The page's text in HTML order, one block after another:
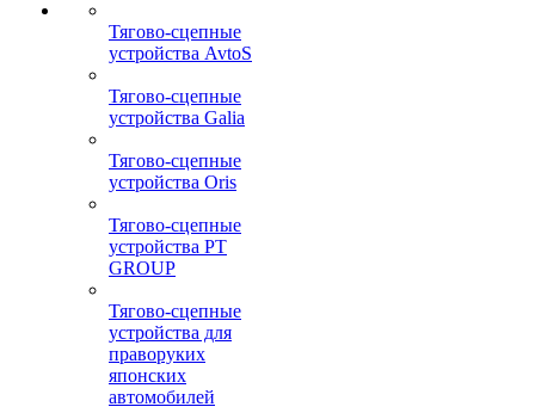
Тягово-сцепные
устройства AvtoS
Тягово-сцепные
устройства Galia
Тягово-сцепные
устройства Oris
Тягово-сцепные
устройства PT
GROUP
Тягово-сцепные
устройства для
праворуких
японских
автомобилей